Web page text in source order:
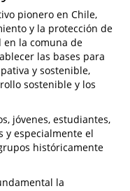
pionero en Chile,
y la protección de
en la comuna de
las bases para
y sostenible,
sostenible y los
jóvenes, estudiantes,
y especialmente el
históricamente
la